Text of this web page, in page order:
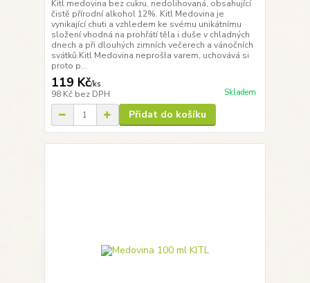
Kitl medovina bez cukru, nedolihovaná, obsahující
čistě přírodní alkohol 12%. Kitl Medovina je
vynikající chuti a vzhledem ke svému unikátnímu
složení vhodná na prohřátí těla i duše v chladných
dnech a při dlouhých zimních večerech a vánočních
svátků.Kitl Medovina neprošla varem, uchovává si
proto p...
119 Kč/ks
98 Kč bez DPH Skladem
Přidat do košíku